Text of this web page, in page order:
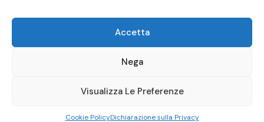
Accetta
Nega
Visualizza Le Preferenze
Cookie PolicyDichiarazione sulla Privacy
tecnici, in totale rispetto della normativa europea.
Maggiori dettagli alla pagina:
SublimeTheme.Powered byWordPress.